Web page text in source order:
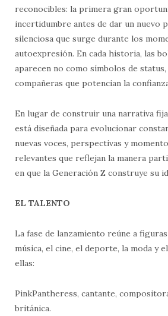
reconocibles: la primera gran
incertidumbre antes de dar un nuevo
silenciosa que surge durante los
autoexpresión. En cada historia, las
aparecen no como símbolos de
compañeras que potencian la
En lugar de construir una narrativa fija
está diseñada para evolucionar
nuevas voces, perspectivas y
relevantes que reflejan la manera
en que la Generación Z construye su
EL TALENTO
La fase de lanzamiento reúne a
música, el cine, el deporte, la moda y
ellas:
PinkPantheress, cantante,
británica.